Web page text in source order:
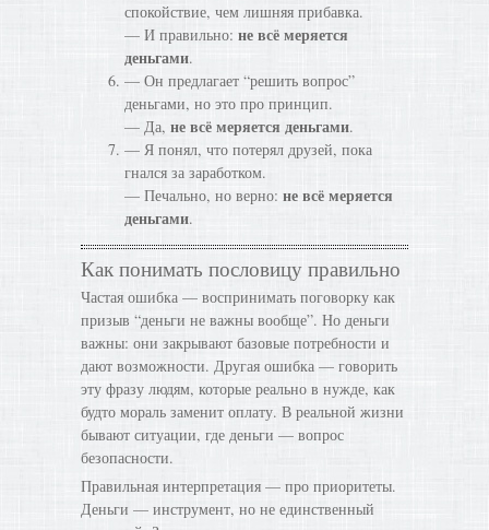
спокойствие, чем лишняя прибавка.
— И правильно: не всё меряется
деньгами.
— Он предлагает “решить вопрос”
деньгами, но это про принцип.
— Да, не всё меряется деньгами.
— Я понял, что потерял друзей, пока
гнался за заработком.
— Печально, но верно: не всё меряется
деньгами.
Как понимать пословицу правильно
Частая ошибка — воспринимать поговорку как
призыв “деньги не важны вообще”. Но деньги
важны: они закрывают базовые потребности и
дают возможности. Другая ошибка — говорить
эту фразу людям, которые реально в нужде, как
будто мораль заменит оплату. В реальной жизни
бывают ситуации, где деньги — вопрос
безопасности.
Правильная интерпретация — про приоритеты.
Деньги — инструмент, но не единственный